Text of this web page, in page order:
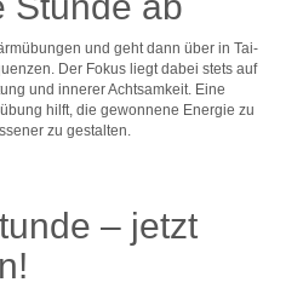
und geht dann über in Tai-
Der Fokus liegt dabei stets auf
und innerer Achtsamkeit. Eine
hilft, die gewonnene Energie zu
zu gestalten.
– jetzt